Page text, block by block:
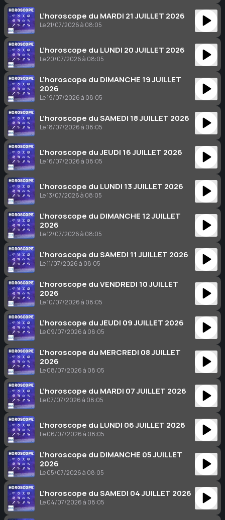
L’horoscope du MARDI 21 JUILLET 2026
Le 21/07/2026 à 08:05
L’horoscope du LUNDI 20 JUILLET 2026
Le 20/07/2026 à 08:05
L’horoscope du DIMANCHE 19 JUILLET
2026
Le 19/07/2026 à 08:05
L’horoscope du SAMEDI 18 JUILLET 2026
Le 18/07/2026 à 08:05
L’horoscope du JEUDI 16 JUILLET 2026
Le 16/07/2026 à 08:05
L’horoscope du LUNDI 13 JUILLET 2026
Le 13/07/2026 à 08:05
L’horoscope du DIMANCHE 12 JUILLET
2026
Le 12/07/2026 à 08:05
L’horoscope du SAMEDI 11 JUILLET 2026
Le 11/07/2026 à 08:05
L’horoscope du VENDREDI 10 JUILLET
2026
Le 10/07/2026 à 08:05
L’horoscope du JEUDI 09 JUILLET 2026
Le 09/07/2026 à 08:05
L’horoscope du MERCREDI 08 JUILLET
2026
Le 08/07/2026 à 08:05
L’horoscope du MARDI 07 JUILLET 2026
Le 07/07/2026 à 08:05
L’horoscope du LUNDI 06 JUILLET 2026
Le 06/07/2026 à 08:05
L’horoscope du DIMANCHE 05 JUILLET
2026
Le 05/07/2026 à 08:05
L’horoscope du SAMEDI 04 JUILLET 2026
Le 04/07/2026 à 08:05